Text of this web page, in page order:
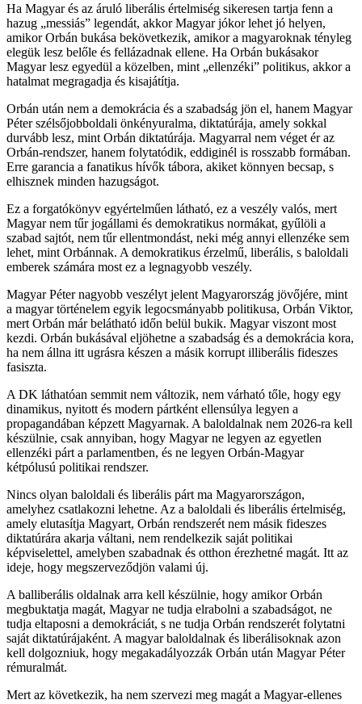
Ha Magyar és az áruló liberális értelmiség sikeresen tartja fenn a
hazug „messiás” legendát, akkor Magyar jókor lehet jó helyen,
amikor Orbán bukása bekövetkezik, amikor a magyaroknak tényleg
elegük lesz belőle és fellázadnak ellene. Ha Orbán bukásakor
Magyar lesz egyedül a közelben, mint „ellenzéki” politikus, akkor a
hatalmat megragadja és kisajátítja.
Orbán után nem a demokrácia és a szabadság jön el, hanem Magyar
Péter szélsőjobboldali önkényuralma, diktatúrája, amely sokkal
durvább lesz, mint Orbán diktatúrája. Magyarral nem véget ér az
Orbán-rendszer, hanem folytatódik, eddiginél is rosszabb formában.
Erre garancia a fanatikus hívők tábora, akiket könnyen becsap, s
elhisznek minden hazugságot.
Ez a forgatókönyv egyértelműen látható, ez a veszély valós, mert
Magyar nem tűr jogállami és demokratikus normákat, gyűlöli a
szabad sajtót, nem tűr ellentmondást, neki még annyi ellenzéke sem
lehet, mint Orbánnak. A demokratikus érzelmű, liberális, s baloldali
emberek számára most ez a legnagyobb veszély.
Magyar Péter nagyobb veszélyt jelent Magyarország jövőjére, mint
a magyar történelem egyik legocsmányabb politikusa, Orbán Viktor,
mert Orbán már belátható időn belül bukik. Magyar viszont most
kezdi. Orbán bukásával eljöhetne a szabadság és a demokrácia kora,
ha nem állna itt ugrásra készen a másik korrupt illiberális fideszes
fasiszta.
A DK láthatóan semmit nem változik, nem várható tőle, hogy egy
dinamikus, nyitott és modern pártként ellensúlya legyen a
propagandában képzett Magyarnak. A baloldalnak nem 2026-ra kell
készülnie, csak annyiban, hogy Magyar ne legyen az egyetlen
ellenzéki párt a parlamentben, és ne legyen Orbán-Magyar
kétpólusú politikai rendszer.
Nincs olyan baloldali és liberális párt ma Magyarországon,
amelyhez csatlakozni lehetne. Az a baloldali és liberális értelmiség,
amely elutasítja Magyart, Orbán rendszerét nem másik fideszes
diktatúrára akarja váltani, nem rendelkezik saját politikai
képviselettel, amelyben szabadnak és otthon érezhetné magát. Itt az
ideje, hogy megszerveződjön valami új.
A balliberális oldalnak arra kell készülnie, hogy amikor Orbán
megbuktatja magát, Magyar ne tudja elrabolni a szabadságot, ne
tudja eltaposni a demokráciát, s ne tudja Orbán rendszerét folytatni
saját diktatúrájaként. A magyar baloldalnak és liberálisoknak azon
kell dolgozniuk, hogy megakadályozzák Orbán után Magyar Péter
rémuralmát.
Mert az következik, ha nem szervezi meg magát a Magyar-ellenes